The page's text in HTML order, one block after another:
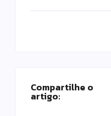
Compartilhe o
artigo: